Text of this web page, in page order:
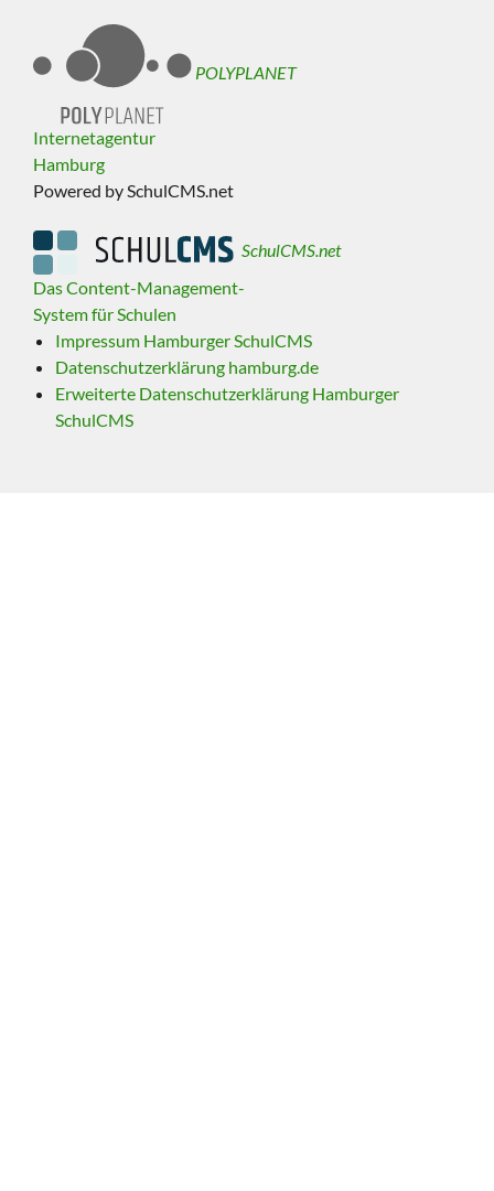
POLYPLANET
Internetagentur
Hamburg
Powered by SchulCMS.net
SchulCMS.net
Das Content-Management-
System für Schulen
Impressum Hamburger SchulCMS
Datenschutzerklärung hamburg.de
Erweiterte Datenschutzerklärung Hamburger
SchulCMS